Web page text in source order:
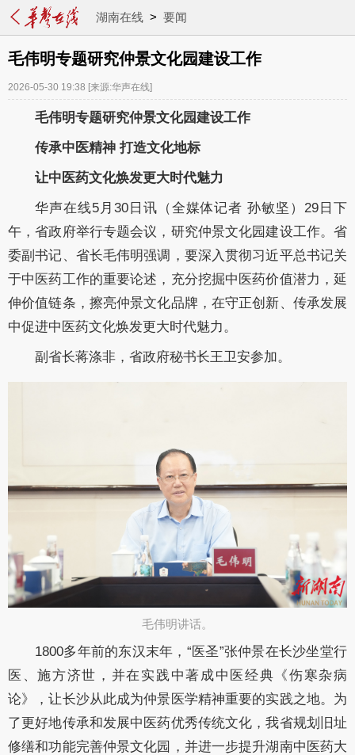
湖南在线> 要闻
毛伟明专题研究仲景文化园建设工作
2026-05-30 19:38 [来源:华声在线]
毛伟明专题研究仲景文化园建设工作
传承中医精神 打造文化地标
让中医药文化焕发更大时代魅力
华声在线5月 30日讯 （全媒体记者 孙敏坚）29 日下
午 ，省政府举行专题会议，研究仲景文化园建设工作。省
委副书记、省长毛伟明强调，要深入贯彻习近平总书记关
于中医药工作的重要论述， 充分挖掘中医药价值潜力，延
伸价值链条，擦亮仲景文化品牌，在守正创新、传承发展
中促进中医药文化焕发更大时代魅力。
副省长蒋涤非 ，省政府秘书长王卫安参加。
​毛伟明讲话。
1800多年前的东汉末年， “医圣”张仲景在长沙坐堂行
医、施方济世，并在实践中著成中医经典《伤寒杂病
论》，让长沙从此成为仲景医学精神重要的实践之地。为
了更好地传承和发展中医药优秀传统文化，我省规划旧址
修缮和功能完善仲景文化园，并进一步提升湖南中医药大